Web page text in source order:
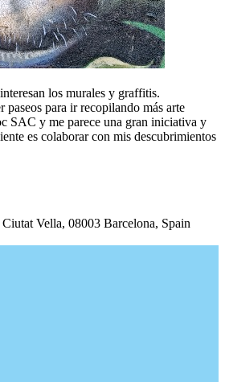
los murales y graffitis.
paseos para ir recopilando más arte
SAC y me parece una gran iniciativa y
es colaborar con mis descubrimientos
Vella, 08003 Barcelona, Spain